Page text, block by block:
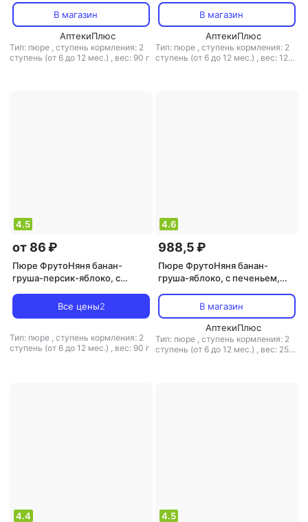
В магазин
АптекиПлюс
Тип: пюре , ступень кормления: 2
ступень (от 6 до 12 мес.) , вес: 90 г
В магазин
АптекиПлюс
Тип: пюре , ступень кормления: 2
ступень (от 6 до 12 мес.) , вес: 125
4.5
от 86 ₽
Пюре ФрутоНяня банан-
груша-персик-яблоко, с
Все цены2
Тип: пюре , ступень кормления: 2
ступень (от 6 до 12 мес.) , вес: 90 г
4.6
988,5 ₽
Пюре ФрутоНяня банан-
груша-яблоко, с печеньем,
В магазин
АптекиПлюс
Тип: пюре , ступень кормления: 2
ступень (от 6 до 12 мес.) , вес: 250
4.4 4.5